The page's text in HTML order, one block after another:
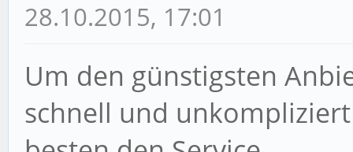
28.10.2015, 17:01
Um den günstigsten
schnell und